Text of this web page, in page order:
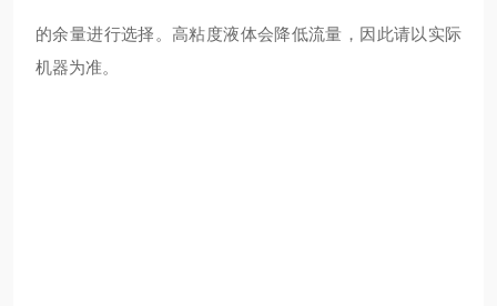
的余量进行选择。高粘度液体会降低流量，因此请以实际
机器为准。